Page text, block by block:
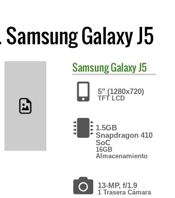
Galaxy J5
SamsungGalaxy J5
5" (1280x720)
TFT LCD
1.5GB
Snapdragon 410
SoC
16GB
Almacenamiento
13-MP, f/1.9
1 Trasera Cámara